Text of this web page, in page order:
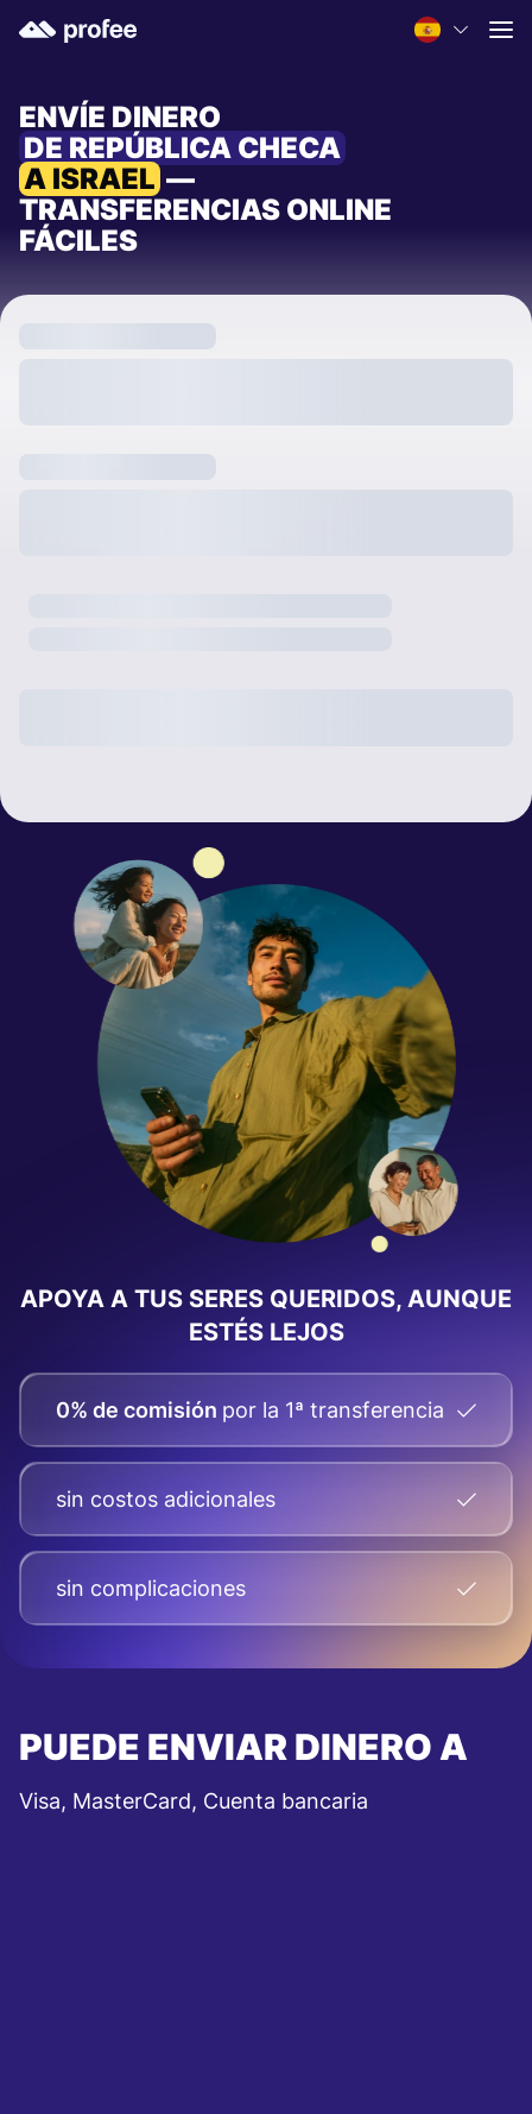
ENVÍE DINERO
DE REPÚBLICA CHECA
A ISRAEL —
TRANSFERENCIAS ONLINE
FÁCILES
APOYA A TUS SERES QUERIDOS, AUNQUE
ESTÉS LEJOS
0% de comisión por la 1ª transferencia
sin costos adicionales
sin complicaciones
PUEDE ENVIAR DINERO A
Visa, MasterCard, Cuenta bancaria